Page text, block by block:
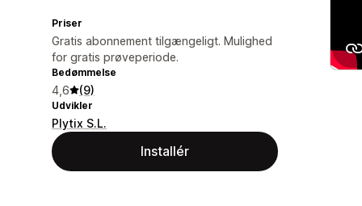
Priser
Gratis abonnement tilgængeligt. Mulighed
for gratis prøveperiode.
Bedømmelse
4,6 (9)
Udvikler
Plytix S.L.
Installér